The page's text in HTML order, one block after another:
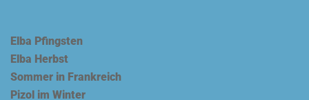
Elba Pfingsten
Elba Herbst
Sommer in Frankreich
Pizol im Winter